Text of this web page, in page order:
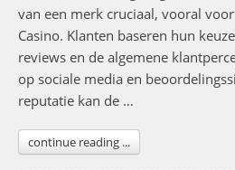
van een merk cruciaal, vooral
Casino. Klanten baseren hun
reviews en de algemene
op sociale media en
reputatie kan de …
continue reading ...